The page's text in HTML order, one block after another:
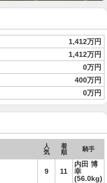
1,412万円
1,412万円
0万円
400万円
0万円
人
気
着
順
騎手
9 11
内田 博
幸
(56.0kg)